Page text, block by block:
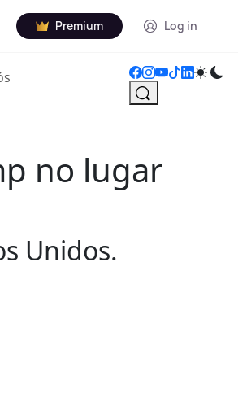
Premium Log in
no lugar
Unidos.